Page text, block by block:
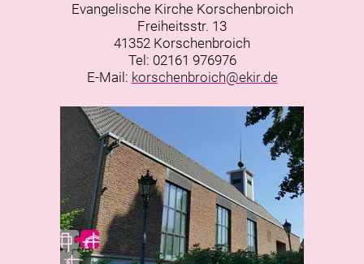
Evangelische Kirche Korschenbroich
Freiheitsstr. 13
41352 Korschenbroich
Tel: 02161 976976
E-Mail: korschenbroich@ekir.de